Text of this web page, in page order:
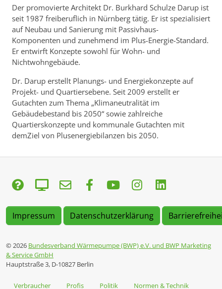
Der promovierte Architekt Dr. Burkhard Schulze Darup ist
seit 1987 freiberuflich in Nürnberg tätig. Er ist spezialisiert
auf Neubau und Sanierung mit Passivhaus-
Komponenten und zunehmend im Plus-Energie-Standard.
Er entwirft Konzepte sowohl für Wohn- und
Nichtwohngebäude.
Dr. Darup erstellt Planungs- und Energiekonzepte auf
Projekt- und Quartiersebene. Seit 2009 erstellt er
Gutachten zum Thema „Klimaneutralität im
Gebäudebestand bis 2050“ sowie zahlreiche
Quartierskonzepte und kommunale Gutachten mit
demZiel von Plusenergiebilanzen bis 2050.
Impressum Datenschutzerklärung
© 2026 Bundesverband Wärmepumpe (BWP) e.V. und BWP Marketing
& Service GmbH
Hauptstraße 3, D-10827 Berlin
Verbraucher Profis Politik Normen & Technik